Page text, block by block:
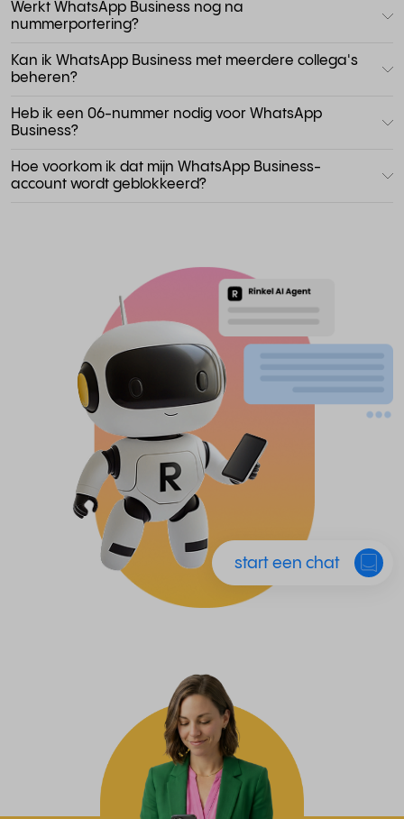
Werkt WhatsApp Business nog na
nummerportering?
Kan ik WhatsApp Business met meerdere collega's
beheren?
Heb ik een 06-nummer nodig voor WhatsApp
Business?
Hoe voorkom ik dat mijn WhatsApp Business-
account wordt geblokkeerd?
start een chat